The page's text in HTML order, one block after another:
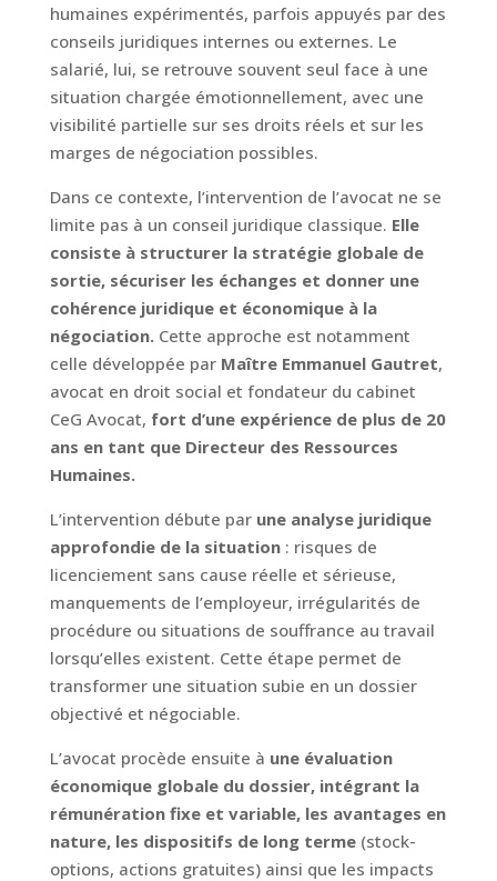
humaines expérimentés, parfois appuyés par des
conseils juridiques internes ou externes. Le
salarié, lui, se retrouve souvent seul face à une
situation chargée émotionnellement, avec une
visibilité partielle sur ses droits réels et sur les
marges de négociation possibles.
Dans ce contexte, l’intervention de l’avocat ne se
limite pas à un conseil juridique classique. Elle
consiste à structurer la stratégie globale de
sortie, sécuriser les échanges et donner une
cohérence juridique et économique à la
négociation.Cette approche est notamment
celle développée par Maître Emmanuel Gautret,
avocat en droit social et fondateur du cabinet
CeG Avocat, fort d’une expérience de plus de 20
ans en tant que Directeur des Ressources
Humaines.
L’intervention débute par une analyse juridique
approfondie de la situation: risques de
licenciement sans cause réelle et sérieuse,
manquements de l’employeur, irrégularités de
procédure ou situations de souffrance au travail
lorsqu’elles existent. Cette étape permet de
transformer une situation subie en un dossier
objectivé et négociable.
L’avocat procède ensuite à une évaluation
économique globale du dossier, intégrant la
rémunération fixe et variable, les avantages en
nature, les dispositifs de long terme(stock-
options, actions gratuites) ainsi que les impacts